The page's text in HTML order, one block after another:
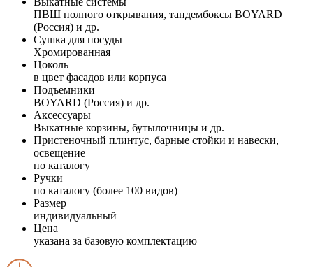
ПВШ полного открывания, тандембоксы BOYARD
(Россия) и др.
Сушка для посуды
Хромированная
Цоколь
в цвет фасадов или корпуса
Подъемники
BOYARD (Россия) и др.
Аксессуары
Выкатные корзины, бутылочницы и др.
Пристеночный плинтус, барные стойки и навески,
освещение
по каталогу
Ручки
по каталогу (более 100 видов)
Размер
индивидуальный
Цена
указана за базовую комплектацию